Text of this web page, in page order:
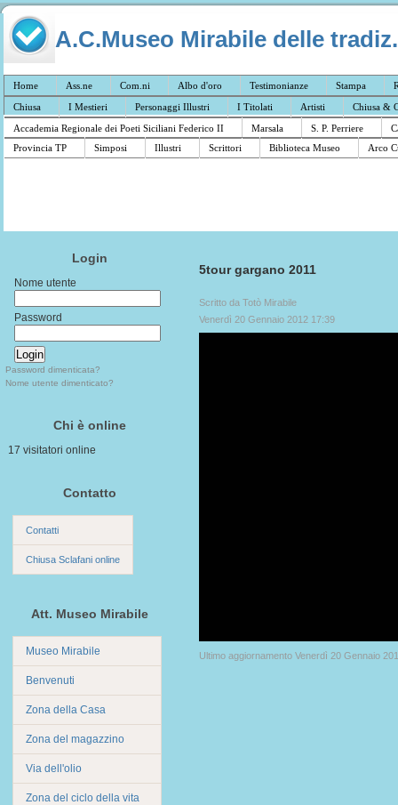
A.C.Museo Mirabile delle
Home Ass.ne Com.ni Albo d'oro Testimonianze Stampa
Chiusa
I Mestieri Personaggi Illustri I Titolati Artisti
Chiusa &
Accademia Regionale dei Poeti Siciliani Federico II
Marsala S. P. Perriere
Provincia TP
Simposi Illustri Scrittori Biblioteca Museo Arco
Login
Nome utente
Password
Password dimenticata?
Nome utente dimenticato?
Chi è online
17 visitatori online
Contatto
Contatti
Chiusa Sclafani online
Att. Museo Mirabile
Museo Mirabile
Benvenuti
Zona della Casa
Zona del magazzino
Via dell'olio
Zona del ciclo della vita
5tour gargano 2011
Scritto da Totò Mirabile
Venerdì 20 Gennaio 2012 17:39
Ultimo aggiornamento Venerdì 20 Gennaio